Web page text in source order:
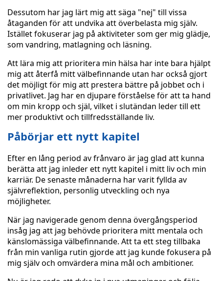
Dessutom har jag lärt mig att säga "nej" till vissa
åtaganden för att undvika att överbelasta mig själv.
Istället fokuserar jag på aktiviteter som ger mig glädje,
som vandring, matlagning och läsning.
Att lära mig att prioritera min hälsa har inte bara hjälpt
mig att återfå mitt välbefinnande utan har också gjort
det möjligt för mig att prestera bättre på jobbet och i
privatlivet. Jag har en djupare förståelse för att ta hand
om min kropp och själ, vilket i slutändan leder till ett
mer produktivt och tillfredsställande liv.
Påbörjar ett nytt kapitel
Efter en lång period av frånvaro är jag glad att kunna
berätta att jag inleder ett nytt kapitel i mitt liv och min
karriär. De senaste månaderna har varit fyllda av
självreflektion, personlig utveckling och nya
möjligheter.
När jag navigerade genom denna övergångsperiod
insåg jag att jag behövde prioritera mitt mentala och
känslomässiga välbefinnande. Att ta ett steg tillbaka
från min vanliga rutin gjorde att jag kunde fokusera på
mig själv och omvärdera mina mål och ambitioner.